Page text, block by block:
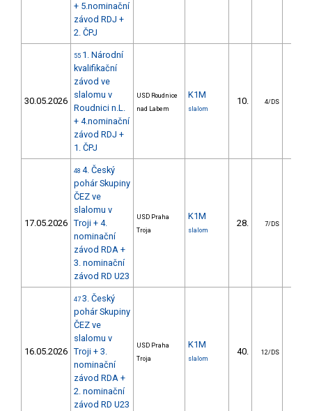
+ 5.nominační
závod RDJ +
2. ČPJ
30.05.2026
55 1. Národní
kvalifikační
závod ve
slalomu v
Roudnici n.L.
+ 4.nominační
závod RDJ +
1. ČPJ
USD Roudnice
nad Labem
K1M
slalom
10. 4/DS
17.05.2026
48 4. Český
pohár Skupiny
ČEZ ve
slalomu v
Troji + 4.
nominační
závod RDA +
3. nominační
závod RD U23
USD Praha
Troja
K1M
slalom
28. 7/DS
16.05.2026
47 3. Český
pohár Skupiny
ČEZ ve
slalomu v
Troji + 3.
nominační
závod RDA +
2. nominační
závod RD U23
USD Praha
Troja
K1M
slalom
40. 12/DS